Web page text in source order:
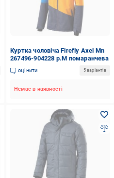
Куртка чоловіча Firefly Axel Mn
267496-904228 р.M помаранчева
оцінити 5 варіантів
Немає в наявності